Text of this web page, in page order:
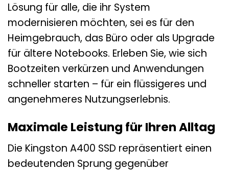
Lösung für alle, die ihr System
modernisieren möchten, sei es für den
Heimgebrauch, das Büro oder als Upgrade
für ältere Notebooks. Erleben Sie, wie sich
Bootzeiten verkürzen und Anwendungen
schneller starten – für ein flüssigeres und
angenehmeres Nutzungserlebnis.
Maximale Leistung für Ihren Alltag
Die Kingston A400 SSD repräsentiert einen
bedeutenden Sprung gegenüber